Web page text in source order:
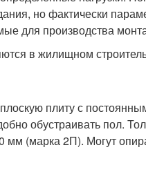
но фактически
для производства
в жилищном
плиту с
обустраивать пол.
(марка 2П). Могут